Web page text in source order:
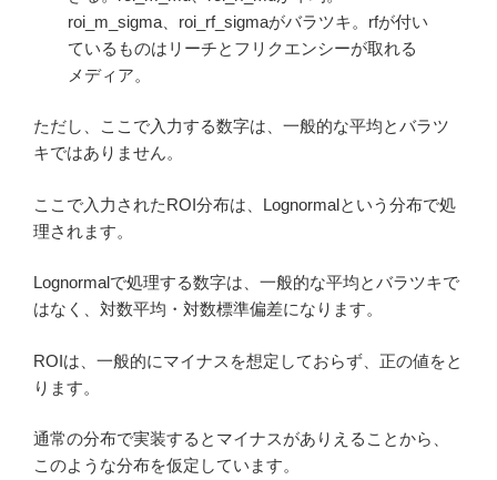
roi_m_sigma、roi_rf_sigmaがバラツキ。rfが付い
ているものはリーチとフリクエンシーが取れる
メディア。
ただし、ここで入力する数字は、一般的な平均とバラツ
キではありません。
ここで入力されたROI分布は、Lognormalという分布で処
理されます。
Lognormalで処理する数字は、一般的な平均とバラツキで
はなく、対数平均・対数標準偏差になります。
ROIは、一般的にマイナスを想定しておらず、正の値をと
ります。
通常の分布で実装するとマイナスがありえることから、
このような分布を仮定しています。